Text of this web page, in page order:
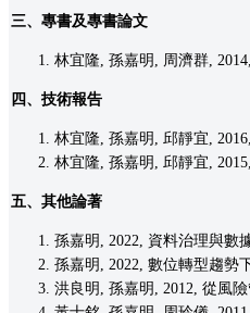
三、專書及專書論文
林宜隆, 孫嘉明, 周濟群,
四、技術報告
林宜隆, 孫嘉明, 邱靜宜,
林宜隆, 孫嘉明, 邱靜宜,
五、其他論著
孫嘉明, 2022, 資料治理與數
孫嘉明, 2022, 數位轉型趨勢
洪良明, 孫嘉明, 2012, 從風